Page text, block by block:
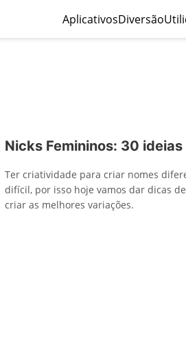
AplicativosDiversão
Nicks Femininos: 30
Ter criatividade para criar nomes
difícil, por isso hoje vamos dar dicas
criar as melhores variações.